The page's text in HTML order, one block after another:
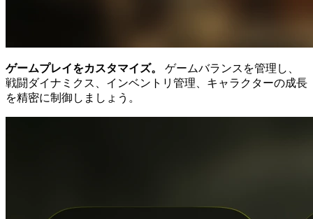
ゲームプレイをカスタマイズ。
ゲームバランスを管理し、
戦闘ダイナミクス、インベントリ管理、キャラクターの成長
を精密に制御しましょう。